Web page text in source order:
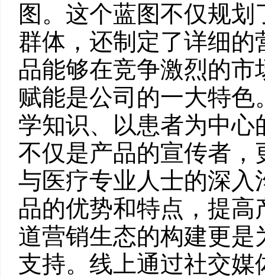
图。这个蓝图不仅规
群体，还制定了详细
品能够在竞争激烈的
赋能是公司的一大特
学知识、以患者为中
不仅是产品的宣传者
与医疗专业人士的深
品的优势和特点，提
道营销生态的构建更
支持。线上通过社交